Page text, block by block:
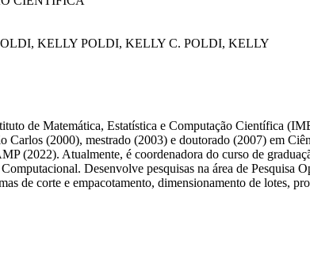
KELLY POLDI, KELLY C. POLDI, KELLY
de Matemática, Estatística e Computação Científica
Carlos (2000), mestrado (2003) e doutorado (2007) em
(2022). Atualmente, é coordenadora do curso de
Desenvolve pesquisas na área de Pesquisa
de corte e empacotamento, dimensionamento de lotes,